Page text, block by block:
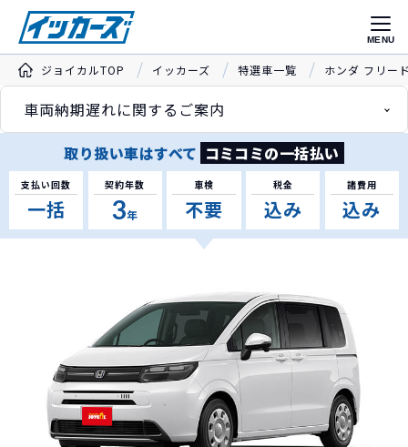
MENU
ジョイカルTOP イッカーズ 特選車一覧 ホンダ フリー
車両納期遅れに関するご案内
取り扱い車はすべて コミコミの一括払い
支払い回数
一括
契約年数
3年
車検
不要
税金
込み
諸費用
込み